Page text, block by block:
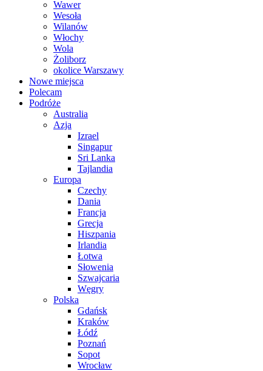
Wawer
Wesoła
Wilanów
Włochy
Wola
Żoliborz
okolice Warszawy
Nowe miejsca
Polecam
Podróże
Australia
Azja
Izrael
Singapur
Sri Lanka
Tajlandia
Europa
Czechy
Dania
Francja
Grecja
Hiszpania
Irlandia
Łotwa
Słowenia
Szwajcaria
Węgry
Polska
Gdańsk
Kraków
Łódź
Poznań
Sopot
Wrocław